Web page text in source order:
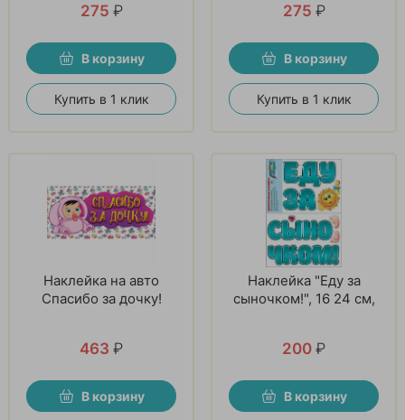
275 ₽
В корзину
Купить в 1 клик
275 ₽
В корзину
Купить в 1 клик
Наклейка на авто
Спасибо за дочку!
463 ₽
В корзину
Наклейка "Еду за
сыночком!", 16 24 см,
200 ₽
В корзину